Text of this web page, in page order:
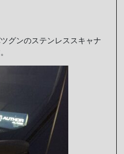
グンのステンレススキャナ